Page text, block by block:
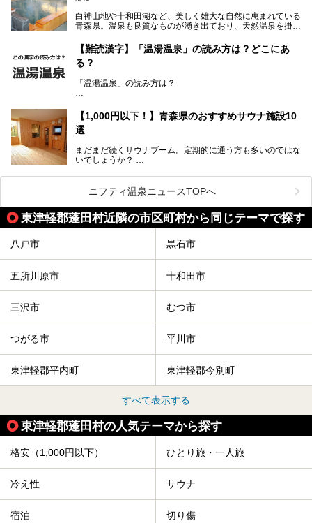
今回筆者は実際に宿泊し、大浴場と露天風呂付き客室を中心
に「羽州路の宿 あいのり」を詳細にご紹介。秋田県側を含
ですが、実はあいのり温泉も決して見逃せない極上湯のひと
つ。その魅力を徹底解説します！
白神山地や十和田湖など、美しく雄大な自然に恵まれている
青森県。温泉も良質なものが湧き出ており、天然温泉を掛け
の山並みを眺めながら温泉に浸かり、お食事処でおいしいご
当地グルメを味わうひとときは格別ですね！
今回は、青森県でおすすめのスーパー銭湯を紹介します。
ください。
【難読漢字】「温湯温泉」の読み方は？どこにあ
る？
「温湯温泉」の読み方は？
か？
【1,000円以下！】青森県のおすすめサウナ施設10
選
まだまだ続くサウナブーム。定期的に通う方も多いのではな
いでしょうか？
そこでコスパ抜群！1,000円以下でサウナを楽しめる施設を
紹介します。
格安でも充実の施設でサウナを楽しみませんか？
今回は青森県にある1,000円以下のおすすめサウナ施設を紹
ニフティ温泉ニュースTOPへ
東津軽郡蓬田村近隣の市区町村から同じテーマで探す
八戸市 黒石市
五所川原市 十和田市
三沢市 むつ市
つがる市 平川市
東津軽郡平内町 東津軽郡今別町
すべて表示する
東津軽郡蓬田村の人気テーマから探す
格安（1,000円以下） ひとり旅・一人旅
冷え性 サウナ
宿泊 切り傷